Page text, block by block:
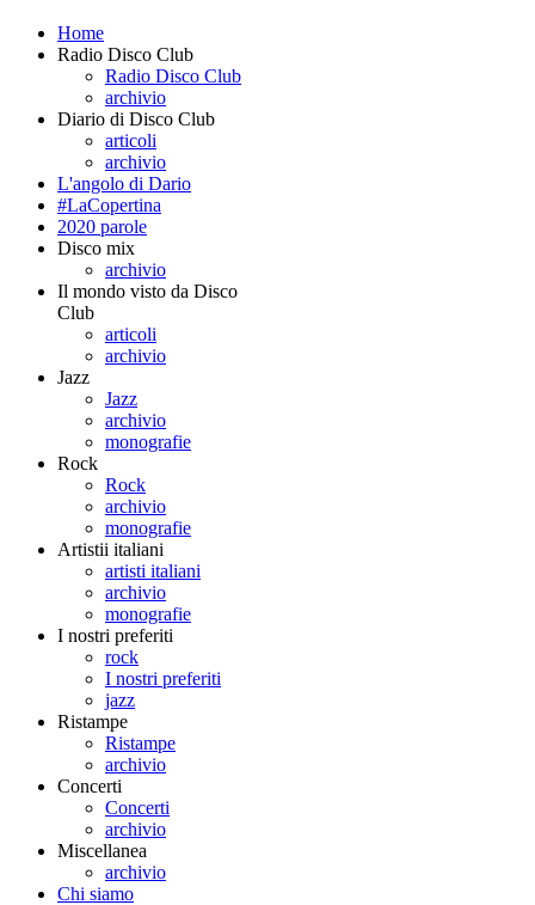
Home
Radio Disco Club
Radio Disco Club
archivio
Diario di Disco Club
articoli
archivio
L'angolo di Dario
#LaCopertina
2020 parole
Disco mix
archivio
Il mondo visto da Disco
Club
articoli
archivio
Jazz
Jazz
archivio
monografie
Rock
Rock
archivio
monografie
Artistii italiani
artisti italiani
archivio
monografie
I nostri preferiti
rock
I nostri preferiti
jazz
Ristampe
Ristampe
archivio
Concerti
Concerti
archivio
Miscellanea
archivio
Chi siamo